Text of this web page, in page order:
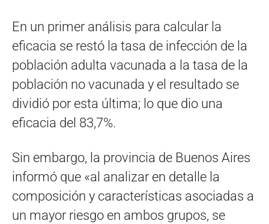
En un primer análisis para calcular la
eficacia se restó la tasa de infección de la
población adulta vacunada a la tasa de la
población no vacunada y el resultado se
dividió por esta última; lo que dio una
eficacia del 83,7%.
Sin embargo, la provincia de Buenos Aires
informó que «al analizar en detalle la
composición y características asociadas a
un mayor riesgo en ambos grupos, se